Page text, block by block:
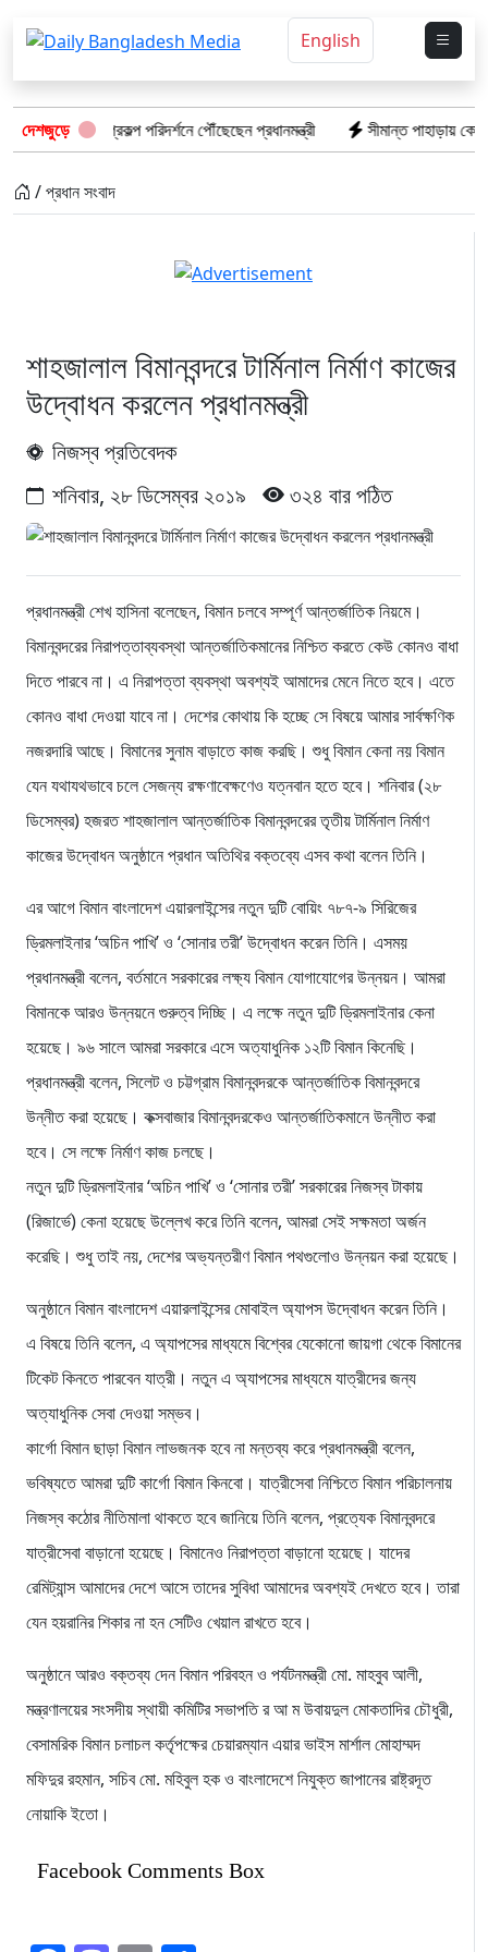
English
দেশজুড়ে
বিদ্যুৎ প্রকল্প পরিদর্শনে পৌঁছেছেন প্রধানমন্ত্রী সীমান্ত পাহাড়ায় কোস্ট
/ প্রধান সংবাদ
শাহজালাল বিমানবন্দরে টার্মিনাল নির্মাণ কাজের
উদ্বোধন করলেন প্রধানমন্ত্রী
নিজস্ব প্রতিবেদক
শনিবার, ২৮ ডিসেম্বর ২০১৯
৩২৪ বার পঠিত
প্রধানমন্ত্রী শেখ হাসিনা বলেছেন, বিমান চলবে সম্পূর্ণ আন্তর্জাতিক নিয়মে।
বিমানবন্দরের নিরাপত্তাব্যবস্থা আন্তর্জাতিকমানের নিশ্চিত করতে কেউ কোনও বাধা
দিতে পারবে না। এ নিরাপত্তা ব্যবস্থা অবশ্যই আমাদের মেনে নিতে হবে। এতে
কোনও বাধা দেওয়া যাবে না। দেশের কোথায় কি হচ্ছে সে বিষয়ে আমার সার্বক্ষণিক
নজরদারি আছে। বিমানের সুনাম বাড়াতে কাজ করছি। শুধু বিমান কেনা নয় বিমান
যেন যথাযথভাবে চলে সেজন্য রক্ষণাবেক্ষণেও যত্নবান হতে হবে। শনিবার (২৮
ডিসেম্বর) হজরত শাহজালাল আন্তর্জাতিক বিমানবন্দরের তৃতীয় টার্মিনাল নির্মাণ
কাজের উদ্বোধন অনুষ্ঠানে প্রধান অতিথির বক্তব্যে এসব কথা বলেন তিনি।
এর আগে বিমান বাংলাদেশ এয়ারলাইন্সের নতুন দুটি বোয়িং ৭৮৭-৯ সিরিজের
ড্রিমলাইনার ‘অচিন পাখি’ ও ‘সোনার তরী’ উদ্বোধন করেন তিনি। এসময়
প্রধানমন্ত্রী বলেন, বর্তমানে সরকারের লক্ষ্য বিমান যোগাযোগের উন্নয়ন। আমরা
বিমানকে আরও উন্নয়নে গুরুত্ব দিচ্ছি। এ লক্ষে নতুন দুটি ড্রিমলাইনার কেনা
হয়েছে। ৯৬ সালে আমরা সরকারে এসে অত্যাধুনিক ১২টি বিমান কিনেছি।
প্রধানমন্ত্রী বলেন, সিলেট ও চট্টগ্রাম বিমানবন্দরকে আন্তর্জাতিক বিমানবন্দরে
উন্নীত করা হয়েছে। কক্সবাজার বিমানবন্দরকেও আন্তর্জাতিকমানে উন্নীত করা
হবে। সে লক্ষে নির্মাণ কাজ চলছে।
নতুন দুটি ড্রিমলাইনার ‘অচিন পাখি’ ও ‘সোনার তরী’ সরকারের নিজস্ব টাকায়
(রিজার্ভে) কেনা হয়েছে উল্লেখ করে তিনি বলেন, আমরা সেই সক্ষমতা অর্জন
করেছি। শুধু তাই নয়, দেশের অভ্যন্তরীণ বিমান পথগুলোও উন্নয়ন করা হয়েছে।
অনুষ্ঠানে বিমান বাংলাদেশ এয়ারলাইন্সের মোবাইল অ্যাপস উদ্বোধন করেন তিনি।
এ বিষয়ে তিনি বলেন, এ অ্যাপসের মাধ্যমে বিশ্বের যেকোনো জায়গা থেকে বিমানের
টিকেট কিনতে পারবেন যাত্রী। নতুন এ অ্যাপসের মাধ্যমে যাত্রীদের জন্য
অত্যাধুনিক সেবা দেওয়া সম্ভব।
কার্গো বিমান ছাড়া বিমান লাভজনক হবে না মন্তব্য করে প্রধানমন্ত্রী বলেন,
ভবিষ্যতে আমরা দুটি কার্গো বিমান কিনবো। যাত্রীসেবা নিশ্চিতে বিমান পরিচালনায়
নিজস্ব কঠোর নীতিমালা থাকতে হবে জানিয়ে তিনি বলেন, প্রত্যেক বিমানবন্দরে
যাত্রীসেবা বাড়ানো হয়েছে। বিমানেও নিরাপত্তা বাড়ানো হয়েছে। যাদের
রেমিট্যান্স আমাদের দেশে আসে তাদের সুবিধা আমাদের অবশ্যই দেখতে হবে। তারা
যেন হয়রানির শিকার না হন সেটিও খেয়াল রাখতে হবে।
অনুষ্ঠানে আরও বক্তব্য দেন বিমান পরিবহন ও পর্যটনমন্ত্রী মো. মাহবুব আলী,
মন্ত্রণালয়ের সংসদীয় স্থায়ী কমিটির সভাপতি র আ ম উবায়দুল মোকতাদির চৌধুরী,
বেসামরিক বিমান চলাচল কর্তৃপক্ষের চেয়ারম্যান এয়ার ভাইস মার্শাল মোহাম্মদ
মফিদুর রহমান, সচিব মো. মহিবুল হক ও বাংলাদেশে নিযুক্ত জাপানের রাষ্ট্রদূত
নোয়াকি ইতো।
Facebook Comments Box